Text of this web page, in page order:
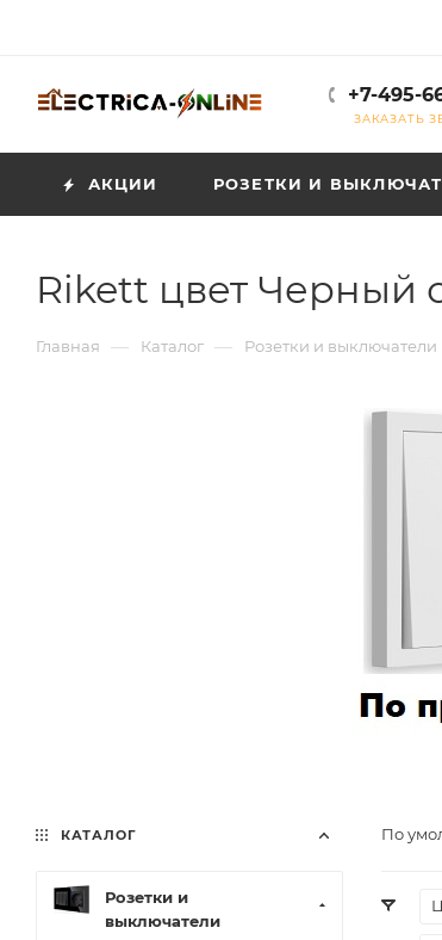
+7-495-
ЗАКАЗАТЬ
АКЦИИ РОЗЕТКИ И
Rikett цвет Черный
Главная — Каталог — Розетки и выключатели
По
КАТАЛОГ
Розетки и
выключатели